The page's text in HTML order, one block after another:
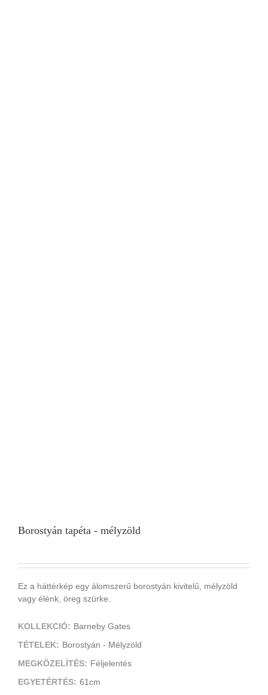
Borostyán tapéta - mélyzöld
Ez a háttérkép egy álomszerű borostyán kivitelű, mélyzöld
vagy élénk, öreg szürke.
KOLLEKCIÓ: Barneby Gates
TÉTELEK: Borostyán - Mélyzöld
MEGKÖZELÍTÉS: Féljelentés
EGYETÉRTÉS: 61cm